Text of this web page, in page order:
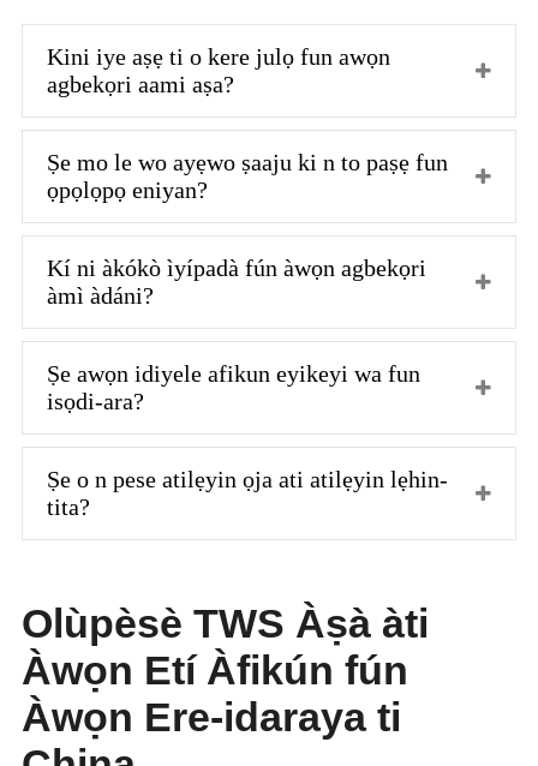
Kini iye aṣẹ ti o kere julọ fun awọn
agbekọri aami aṣa?
Ṣe mo le wo ayẹwo ṣaaju ki n to paṣẹ fun
ọpọlọpọ eniyan?
Kí ni àkókò ìyípadà fún àwọn agbekọri
àmì àdáni?
Ṣe awọn idiyele afikun eyikeyi wa fun
isọdi-ara?
Ṣe o n pese atilẹyin ọja ati atilẹyin lẹhin-
tita?
Olùpèsè TWS Àṣà àti
Àwọn Etí Àfikún fún
Àwọn Ere-idaraya ti